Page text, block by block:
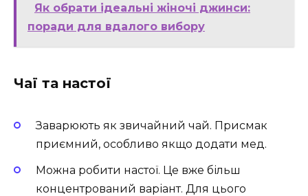
Як обрати ідеальні жіночі джинси:
поради для вдалого вибору
Чаї та настої
Заварюють як звичайний чай. Присмак
приємний, особливо якщо додати мед.
Можна робити настої. Це вже більш
концентрований варіант. Для цього